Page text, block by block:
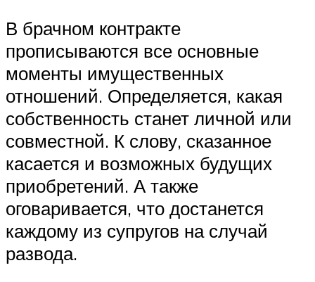
В брачном контракте
прописываются все основные
моменты имущественных
отношений. Определяется, какая
собственность станет личной или
совместной. К слову, сказанное
касается и возможных будущих
приобретений. А также
оговаривается, что достанется
каждому из супругов на случай
развода.